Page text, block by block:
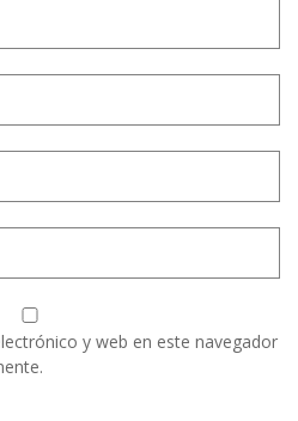
y web en este navegador